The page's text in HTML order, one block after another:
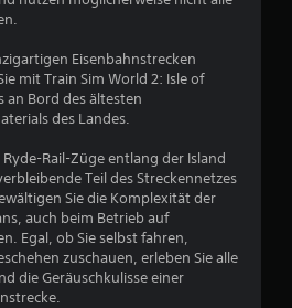
w
e
t
Eisenbahnstrecken
mit Train Sim World 2: Isle of
an Bord des ältesten
des Landes.
Rail-Züge entlang der Island
Teil des Streckennetzes
Sie die Komplexität der
auch beim Betrieb auf
Egal, ob Sie selbst fahren,
zuschauen, erleben Sie alle
die Geräuschkulisse einer